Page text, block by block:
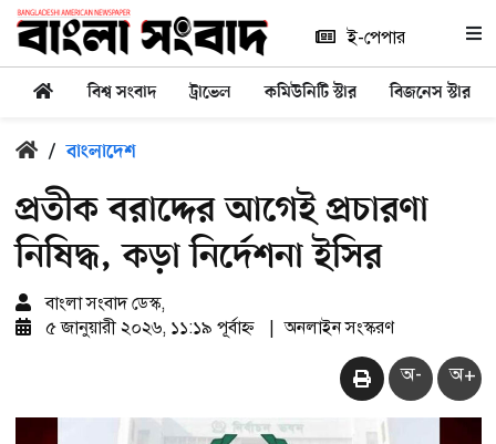
ই-পেপার
বিশ্ব সংবাদ ট্রাভেল কমিউনিটি স্টার বিজনেস স্টার
/ বাংলাদেশ
প্রতীক বরাদ্দের আগেই প্রচারণা
নিষিদ্ধ, কড়া নির্দেশনা ইসির
বাংলা সংবাদ ডেস্ক,
৫ জানুয়ারী ২০২৬, ১১:১৯ পূর্বাহ্ন
অনলাইন সংস্করণ
অ- অ+